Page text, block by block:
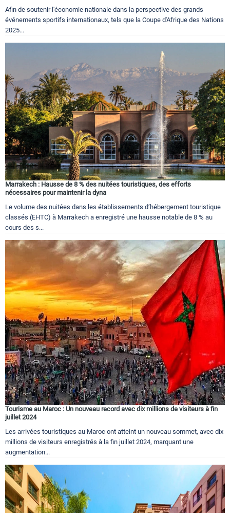
Afin de soutenir l'économie nationale dans la perspective des grands
événements sportifs internationaux, tels que la Coupe d'Afrique des Nations
2025...
Marrakech : Hausse de 8 % des nuitées touristiques, des efforts
nécessaires pour maintenir la dyna
Le volume des nuitées dans les établissements d’hébergement touristique
classés (EHTC) à Marrakech a enregistré une hausse notable de 8 % au
cours des s...
Tourisme au Maroc : Un nouveau record avec dix millions de visiteurs à fin
juillet 2024
Les arrivées touristiques au Maroc ont atteint un nouveau sommet, avec dix
millions de visiteurs enregistrés à la fin juillet 2024, marquant une
augmentation...